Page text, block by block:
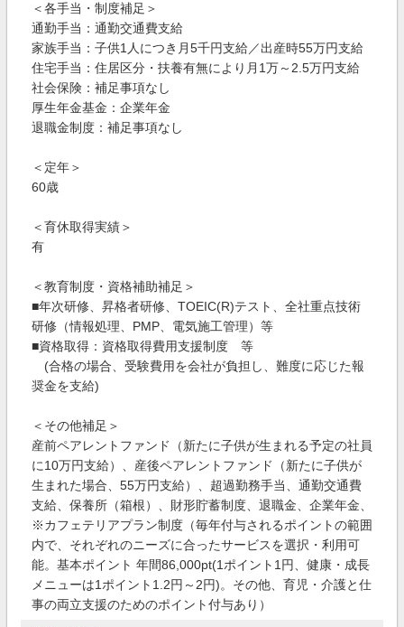
＜各手当・制度補足＞
通勤手当：通勤交通費支給
家族手当：子供1人につき月5千円支給／出産時55万円支給
住宅手当：住居区分・扶養有無により月1万～2.5万円支給
社会保険：補足事項なし
厚生年金基金：企業年金
退職金制度：補足事項なし
＜定年＞
60歳
＜育休取得実績＞
有
＜教育制度・資格補助補足＞
■年次研修、昇格者研修、TOEIC(R)テスト、全社重点技術
研修（情報処理、PMP、電気施工管理）等
■資格取得：資格取得費用支援制度 等
(合格の場合、受験費用を会社が負担し、難度に応じた報
奨金を支給)
＜その他補足＞
産前ペアレントファンド（新たに子供が生まれる予定の社員
に10万円支給）、産後ペアレントファンド（新たに子供が
生まれた場合、55万円支給）、超過勤務手当、通勤交通費
支給、保養所（箱根）、財形貯蓄制度、退職金、企業年金、
※カフェテリアプラン制度（毎年付与されるポイントの範囲
内で、それぞれのニーズに合ったサービスを選択・利用可
能。基本ポイント 年間86,000pt(1ポイント1円、健康・成長
メニューは1ポイント1.2円～2円)。その他、育児・介護と仕
事の両立支援のためのポイント付与あり）